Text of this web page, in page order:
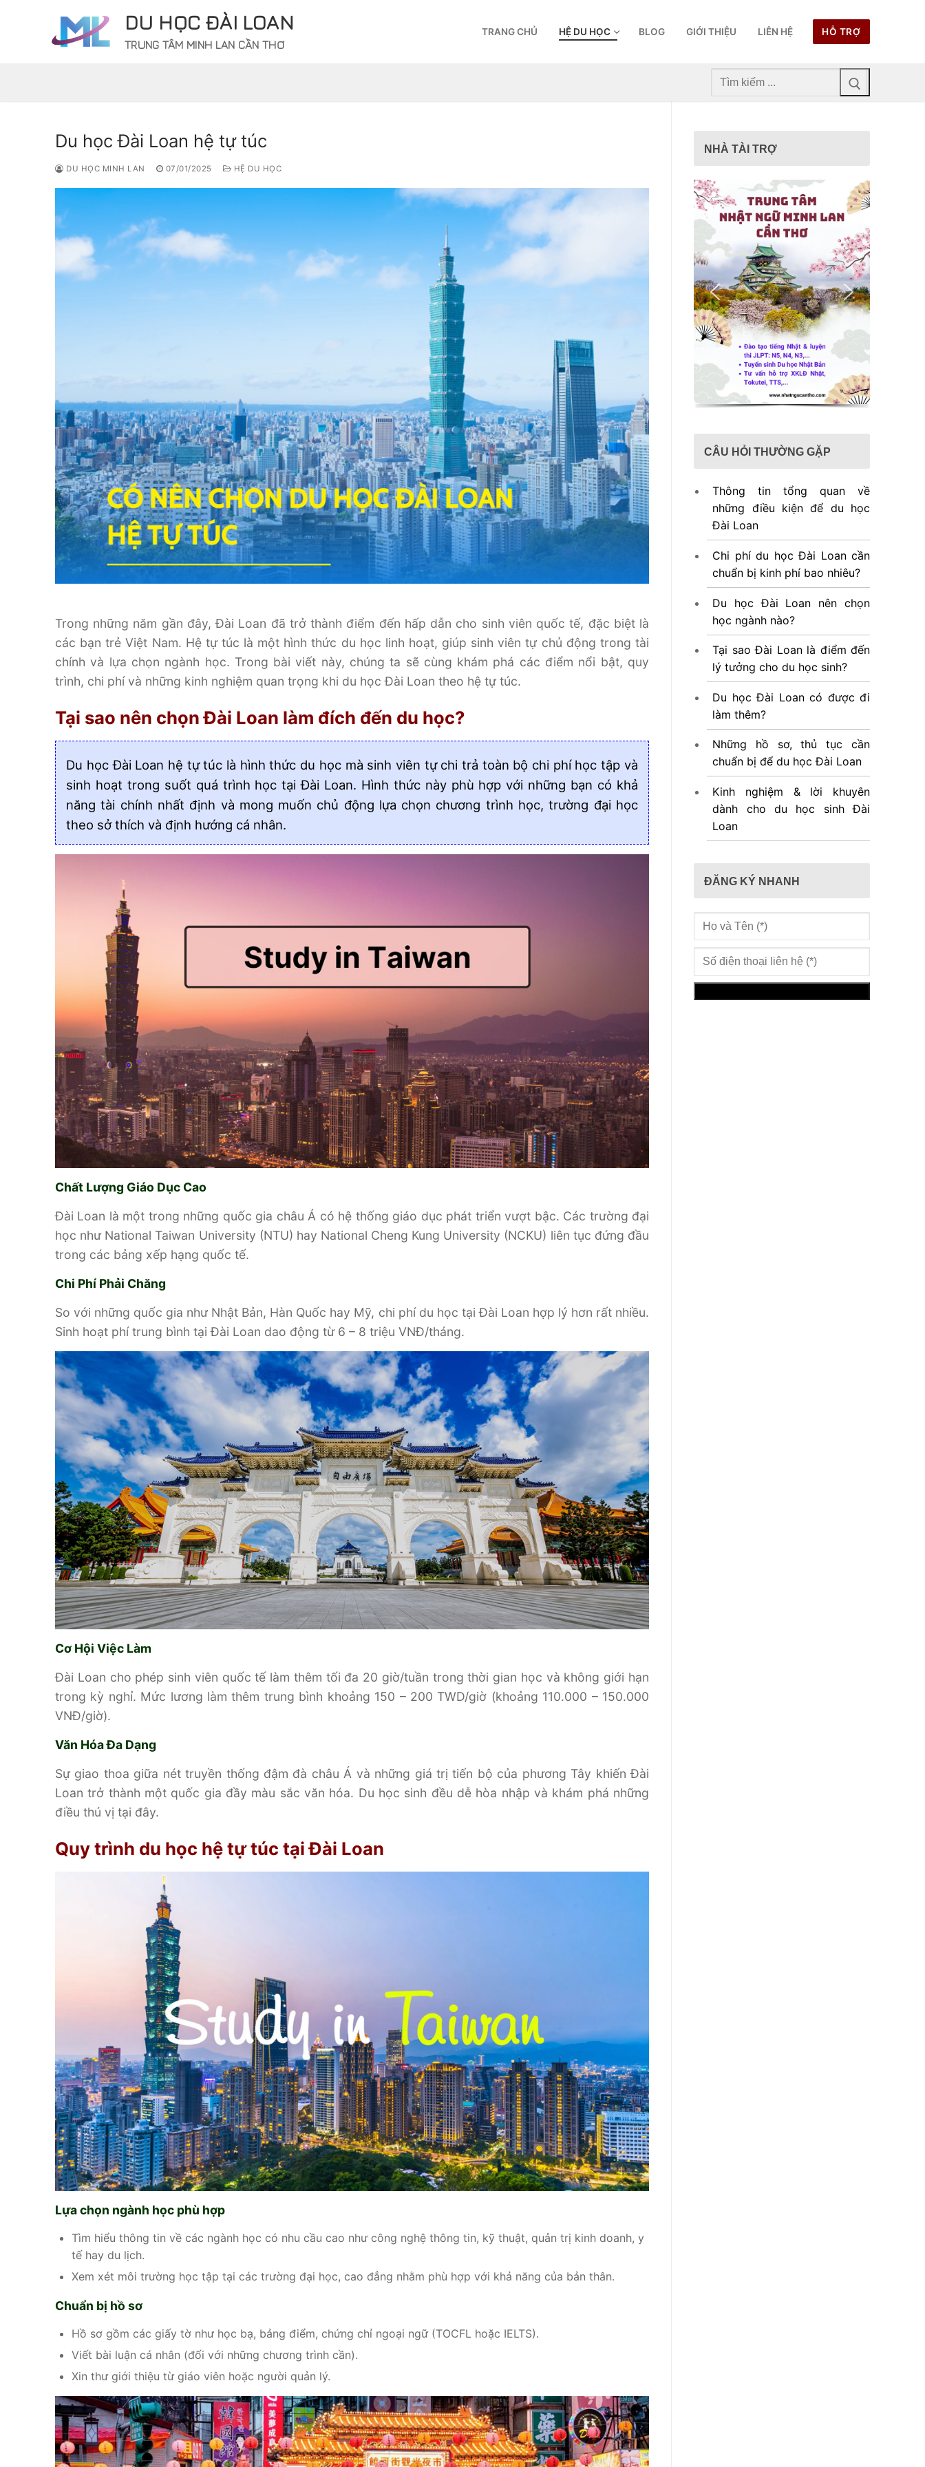
DU HỌC ĐÀI LOAN
TRUNG TÂM MINH LAN CẦN THƠ
TRANG CHỦ HỆ DU HỌC BLOG GIỚI THIỆU LIÊN HỆ HỖ TRỢ
Tìm
Du học Đài Loan hệ tự túc
DU HỌC MINH LAN 07/01/2025 HỆ DU HỌC
Trong những năm gần đây, Đài Loan đã trở thành điểm đến hấp dẫn cho sinh viên quốc tế, đặc biệt là
các bạn trẻ Việt Nam. Hệ tự túc là một hình thức du học linh hoạt, giúp sinh viên tự chủ động trong tài
chính và lựa chọn ngành học. Trong bài viết này, chúng ta sẽ cùng khám phá các điểm nổi bật, quy
trình, chi phí và những kinh nghiệm quan trọng khi du học Đài Loan theo hệ tự túc.
Tại sao nên chọn Đài Loan làm đích đến du học?
Du học Đài Loan hệ tự túc là hình thức du học mà sinh viên tự chi trả toàn bộ chi phí học tập và
sinh hoạt trong suốt quá trình học tại Đài Loan. Hình thức này phù hợp với những bạn có khả
năng tài chính nhất định và mong muốn chủ động lựa chọn chương trình học, trường đại học
theo sở thích và định hướng cá nhân.
Chất Lượng Giáo Dục Cao
Đài Loan là một trong những quốc gia châu Á có hệ thống giáo dục phát triển vượt bậc. Các trường đại
học như National Taiwan University (NTU) hay National Cheng Kung University (NCKU) liên tục đứng đầu
trong các bảng xếp hạng quốc tế.
Chi Phí Phải Chăng
So với những quốc gia như Nhật Bản, Hàn Quốc hay Mỹ, chi phí du học tại Đài Loan hợp lý hơn rất nhiều.
Sinh hoạt phí trung bình tại Đài Loan dao động từ 6 – 8 triệu VNĐ/tháng.
Cơ Hội Việc Làm
Đài Loan cho phép sinh viên quốc tế làm thêm tối đa 20 giờ/tuần trong thời gian học và không giới hạn
trong kỳ nghỉ. Mức lương làm thêm trung bình khoảng 150 – 200 TWD/giờ (khoảng 110.000 – 150.000
VNĐ/giờ).
Văn Hóa Đa Dạng
Sự giao thoa giữa nét truyền thống đậm đà châu Á và những giá trị tiến bộ của phương Tây khiến Đài
Loan trở thành một quốc gia đầy màu sắc văn hóa. Du học sinh đều dễ hòa nhập và khám phá những
điều thú vị tại đây.
Quy trình du học hệ tự túc tại Đài Loan
Lựa chọn ngành học phù hợp
Tìm hiểu thông tin về các ngành học có nhu cầu cao như công nghệ thông tin, kỹ thuật, quản trị kinh doanh, y
tế hay du lịch.
Xem xét môi trường học tập tại các trường đại học, cao đẳng nhằm phù hợp với khả năng của bản thân.
Chuẩn bị hồ sơ
Hồ sơ gồm các giấy tờ như học bạ, bảng điểm, chứng chỉ ngoại ngữ (TOCFL hoặc IELTS).
Viết bài luận cá nhân (đối với những chương trình cần).
Xin thư giới thiệu từ giáo viên hoặc người quản lý.
NHÀ TÀI TRỢ
CÂU HỎI THƯỜNG GẶP
Thông tin tổng quan về
những điều kiện để du học
Đài Loan
Chi phí du học Đài Loan cần
chuẩn bị kinh phí bao nhiêu?
Du học Đài Loan nên chọn
học ngành nào?
Tại sao Đài Loan là điểm đến
lý tưởng cho du học sinh?
Du học Đài Loan có được đi
làm thêm?
Những hồ sơ, thủ tục cần
chuẩn bị để du học Đài Loan
Kinh nghiệm & lời khuyên
dành cho du học sinh Đài
Loan
ĐĂNG KÝ NHANH